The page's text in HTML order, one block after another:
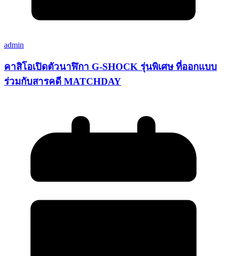
admin
คาสิโอเปิดตัวนาฬิกา G-SHOCK รุ่นพิเศษ ที่ออกแบบ
ร่วมกับสารคดี MATCHDAY